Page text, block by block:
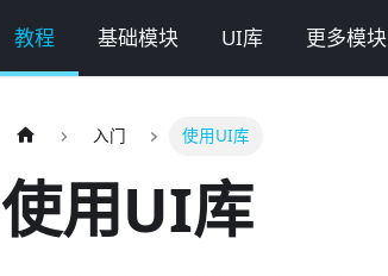
教程 基础模块 UI库 更多模块
入门 使用UI库
使用UI库